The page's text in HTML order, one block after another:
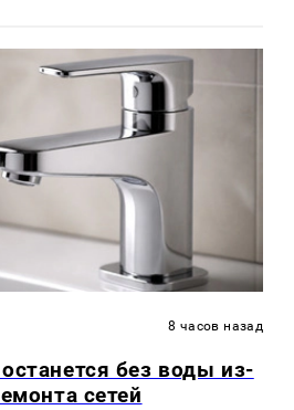
8 часов назад
без воды из-
сетей